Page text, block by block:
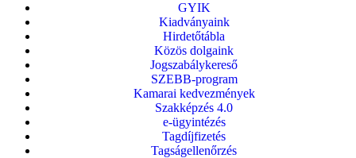
GYIK
Kiadványaink
Hirdetőtábla
Közös dolgaink
Jogszabálykereső
SZEBB-program
Kamarai kedvezmények
Szakképzés 4.0
e-ügyintézés
Tagdíjfizetés
Tagságellenőrzés